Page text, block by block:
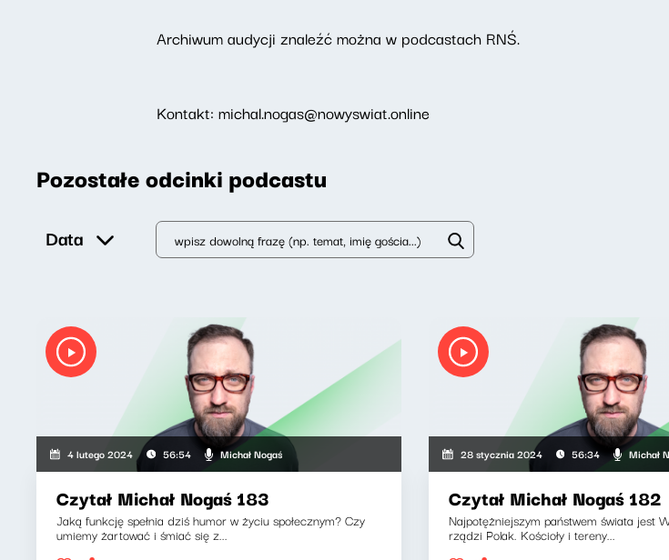
Archiwum audycji znaleźć można w podcastach RNŚ.
Kontakt: michal.nogas@nowyswiat.online
Pozostałe odcinki podcastu
Data
4 lutego 2024 56:54 Michał Nogaś
Czytał Michał Nogaś 183
Jaką funkcję spełnia dziś humor w życiu społecznym? Czy
umiemy żartować i śmiać się z...
28 stycznia 2024 56:34 Michał
Czytał Michał Nogaś 182
Najpotężniejszym państwem świata jest
rządzi Polak. Kościoły i tereny...